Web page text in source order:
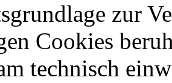
zur
Cookies
technisch